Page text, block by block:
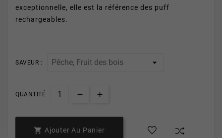
exceptionnelle, elle est la référence des puff
rechargeables.
SAVEUR :
QUANTITÉ
 Ajouter Au Panier